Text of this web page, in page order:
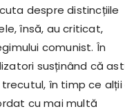
despre distincțiile
însă, au criticat,
comunist. În
susținând că
în timp ce alții
cu mai multă